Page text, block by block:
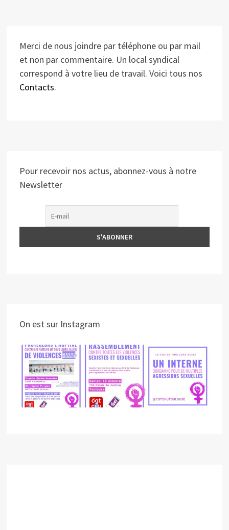
Merci de nous joindre par téléphone ou par mail
et non par commentaire. Un local syndical
correspond à votre lieu de travail. Voici tous nos
Contacts.
Pour recevoir nos actus, abonnez-vous à notre
Newsletter
On est sur Instagram